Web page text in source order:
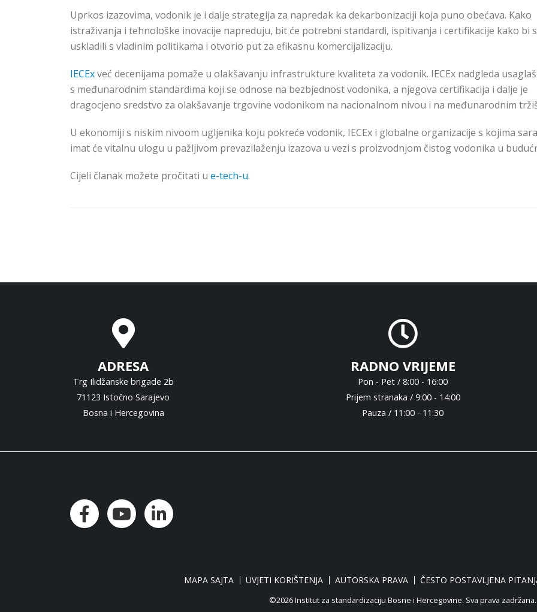
Uprkos izazovima, vodonik je i dalje strategija za napredak ka dekarbonizaciji koja puno obećava. Kako
istraživanja i tehnološke inovacije napreduju, bit će potrebni standardi, ispitivanja i certifikacije kako bi
uskladili s vladinim politikama i otvorio put za efikasnu komercijalizaciju.
IECExveć decenijama pomaže u olakšavanju infrastrukture kvaliteta za vodonik. IECEx nadgleda
s međunarodnim standardima koji se odnose na bezbjednost vodonika, a njegova certifikacija i dalje je
dragocjeno sredstvo za olakšavanje trgovine vodonikom na nacionalnom nivou i na međunarodnim
U ekonomiji s niskim nivoom ugljenika koju pokreće vodonik, IECEx i globalne organizacije s kojima
imat će vitalnu ulogu u pažljivom prevazilaženju izazova u vezi s proizvodnjom čistog vodonika u
Cijeli članak možete pročitati u e-tech-u.
ADRESA
Trg Ilidžanske brigade 2b
71123 Istočno Sarajevo
Bosna i Hercegovina
RADNO VRIJEME
Pon - Pet / 8:00 - 16:00
Prijem stranaka / 9:00 - 14:00
Pauza / 11:00 - 11:30
MAPA SAJTA UVJETI KORIŠTENJA AUTORSKA PRAVA ČESTO POSTAVLJENA
©2026 Institut za standardizaciju Bosne i Hercegovine. Sva prava zadržana.